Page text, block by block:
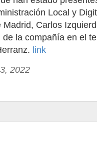
Local y
Madrid, Carlos
la compañía en el
link
2022